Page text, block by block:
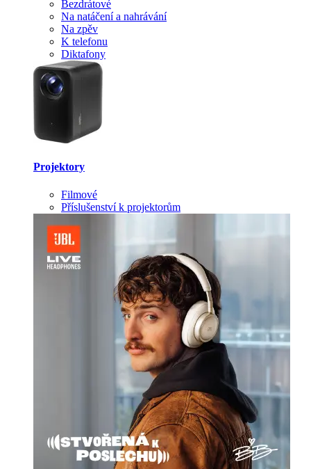
Bezdrátové
Na natáčení a nahrávání
Na zpěv
K telefonu
Diktafony
Projektory
Filmové
Příslušenství k projektorům